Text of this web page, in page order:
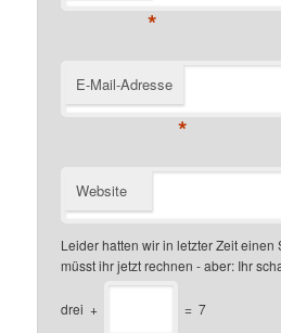
*
E-Mail-Adresse
*
Website
Leider hatten wir in letzter Zeit einen
müsst ihr jetzt rechnen - aber: Ihr
drei + = 7